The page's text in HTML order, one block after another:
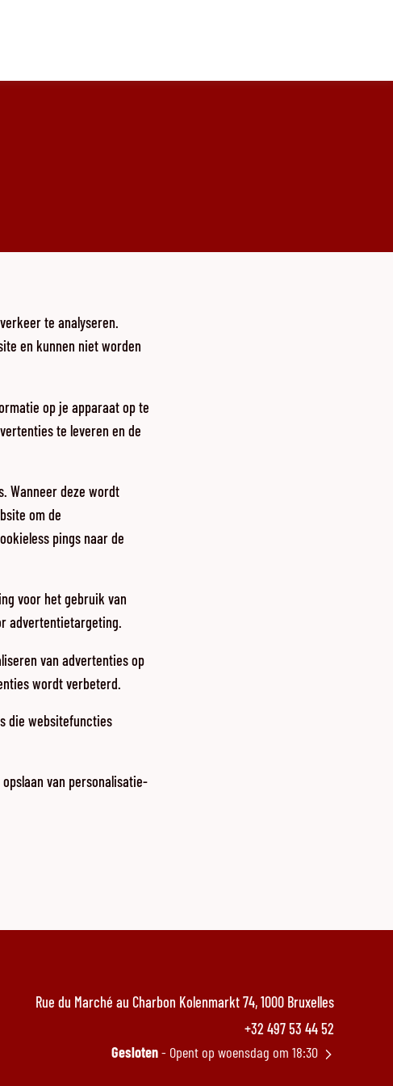
te analyseren.
en kunnen niet worden
op je apparaat op te
te leveren en de
Wanneer deze wordt
om de
pings naar de
voor het gebruik van
advertentietargeting.
van advertenties op
wordt verbeterd.
die websitefuncties
van personalisatie-
Rue du Marché au Charbon Kolenmarkt 74, 1000 Bruxelles
+32 497 53 44 52
Gesloten- Opent op woensdag om 18:30